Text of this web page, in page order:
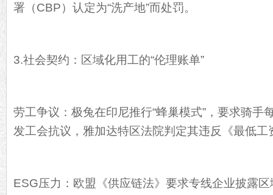
署（CBP）认定为“洗产地”而处罚。
3.社会契约：区域化用工的“伦理账单”
劳工争议：极兔在印尼推行“蜂巢模式”，要求骑手
发工会抗议，雅加达特区法院判定其违反《最低工
ESG压力：欧盟《供应链法》要求专线企业披露